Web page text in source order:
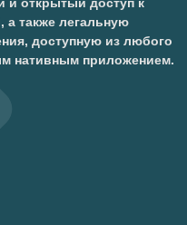
а также легальную
доступную из любого
нативным приложением.